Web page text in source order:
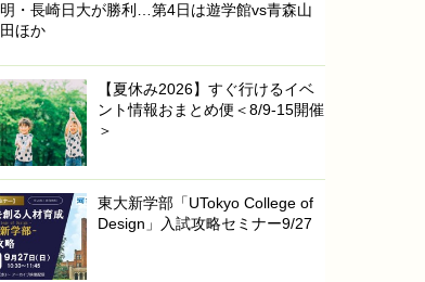
明・長崎日大が勝利…第4日は遊学館vs青森山
田ほか
【夏休み2026】すぐ行けるイベ
ント情報おまとめ便＜8/9-15開催
＞
東大新学部「UTokyo College of
Design」入試攻略セミナー9/27